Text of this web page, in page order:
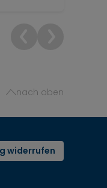
nach oben
widerrufen